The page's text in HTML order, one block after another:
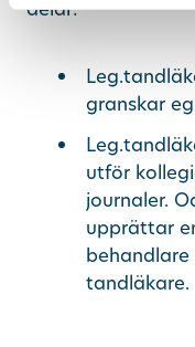
delar:
granskar
utför
journaler.
upprättar
behandlare
tandläkare.